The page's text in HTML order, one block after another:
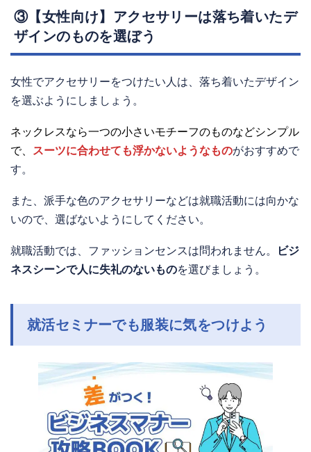
③【女性向け】アクセサリーは落ち着いたデ
ザインのものを選ぼう
女性でアクセサリーをつけたい人は、落ち着いたデザイン
を選ぶようにしましょう。
ネックレスなら一つの小さいモチーフのものなどシンプル
で、
スーツに合わせても浮かないようなものがおすすめで
す。
また、派手な色のアクセサリーなどは就職活動には向かな
いので、選ばないようにしてください。
就職活動では、ファッションセンスは問われません。
ビジ
ネスシーンで人に失礼のないものを選びましょう。
就活セミナーでも服装に気をつけよ う